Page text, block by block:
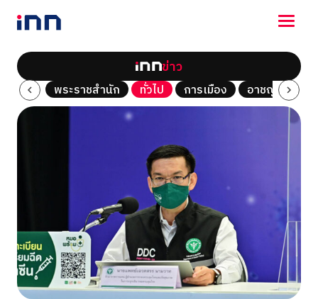
NEWS
ENTERTAINMENT
LIFESTYLE
HOROSCOPE
ข่าว
Tech พระราชสำนัก ทั่วไป การเมือง อาชญากรรม